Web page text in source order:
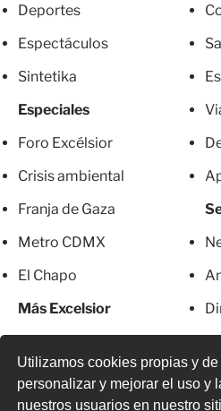
Utilizamos cookies propias y de
personalizar y mejorar el uso y
nuestros usuarios en nuestro
Deportes
Espectáculos
Sintetika
Especiales
Foro Excélsior
Crisis ambiental
Franja de Gaza
Metro CDMX
El Chapo
Más Excelsior
© 2026 Todos los derechos